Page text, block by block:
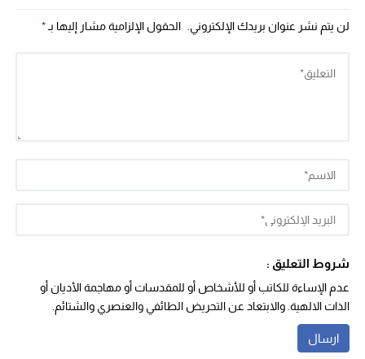
لن يتم نشر عنوان بريدك الإلكتروني. الحقول الإلزامية مشار إليها بـ *
شروط التعليق :
عدم الإساءة للكاتب أو للأشخاص أو للمقدسات أو مهاجمة الأديان أو
الذات الالهية. والابتعاد عن التحريض الطائفي والعنصري والشتائم.